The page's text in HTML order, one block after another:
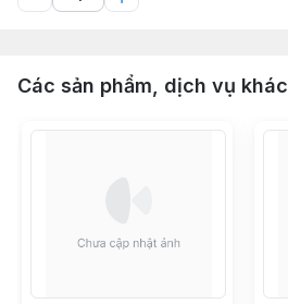
Các sản phẩm, dịch vụ khác